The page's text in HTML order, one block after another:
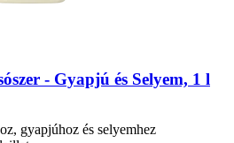
-​ Gyapjú és Selyem, 1 l
gyapjúhoz és selyemhez